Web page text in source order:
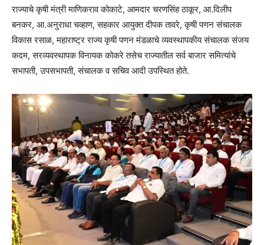
राज्याचे कृषी मंत्री माणिकराव कोकाटे, आमदार चरणसिंह ठाकूर, आ.दिलीप
बनकर, आ.अनुराधा चव्हाण, सहकार आयुक्त दीपक तावरे, कृषी पणन संचालक
विकास रसाळ, महाराष्ट्र राज्य कृषी पणन मंडळाचे व्यवस्थापकीय संचालक संजय
कदम, सरव्यवस्थापक विनायक कोकरे तसेच राज्यातील सर्व बाजार समित्यांचे
सभापती, उपसभापती, संचालक व सचिव आदी उपस्थित होते.